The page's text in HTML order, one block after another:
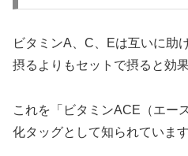
ビタミンA、C、Eは互いに助
摂るよりもセットで摂ると効
これを「ビタミンACE（エー
化タッグとして知られています